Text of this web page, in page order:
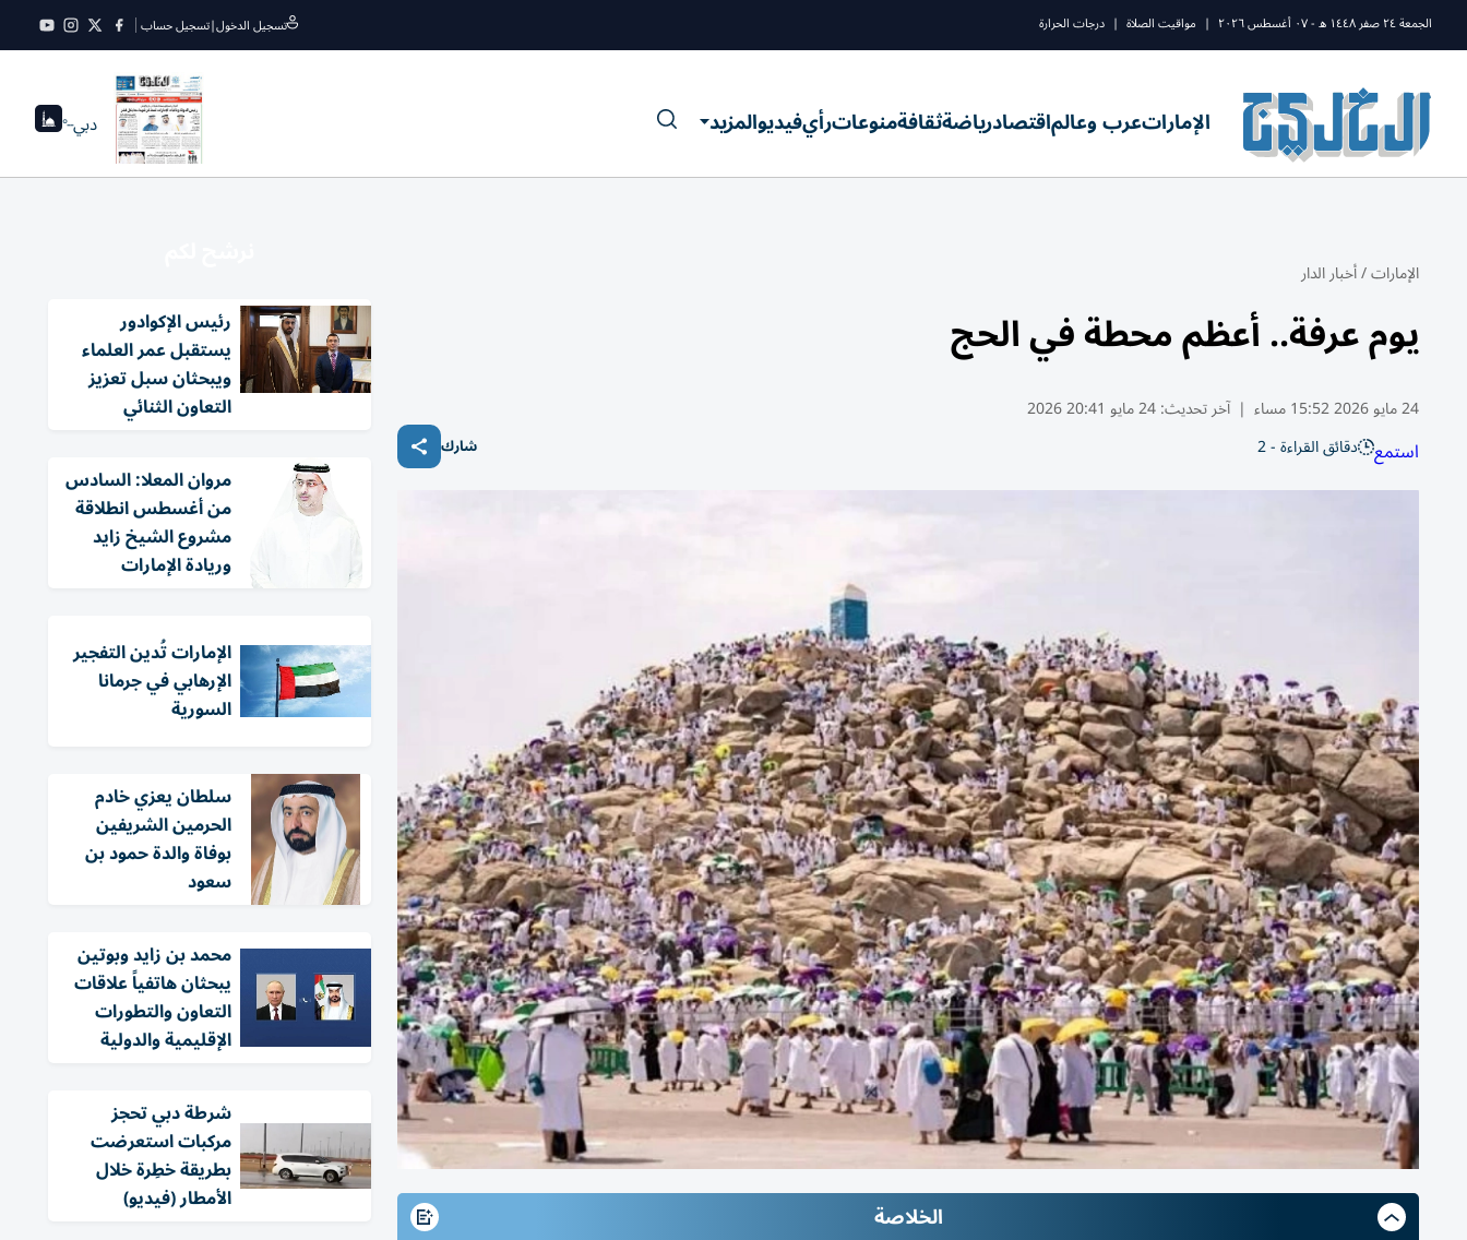
الجمعة ٢٤ صفر ١٤٤٨ ه - ٠٧ أغسطس ٢٠٢٦ | مواقيت الصلاة | درجات الحرارة تسجيل الدخول|تسجيل حساب
الإماراتعرب وعالماقتصادرياضةثقافةمنوعاترأيفيديوالمزيد دبي--°
الإمارات/أخبار الدار
يوم عرفة.. أعظم محطة في الحج
24 مايو 2026 15:52 مساء | آخر تحديث:24 مايو 20:41 2026
استمع دقائق القراءة - 2 شارك
الخلاصة
رئيس الإكوادور
يستقبل عمر العلماء
ويبحثان سبل تعزيز
التعاون الثنائي
مروان المعلا: السادس
من أغسطس انطلاقة
مشروع الشيخ زايد
وريادة الإمارات
الإمارات تُدين التفجير
الإرهابي في جرمانا
السورية
سلطان يعزي خادم
الحرمين الشريفين
بوفاة والدة حمود بن
سعود
محمد بن زايد وبوتين
يبحثان هاتفياً علاقات
التعاون والتطورات
الإقليمية والدولية
شرطة دبي تحجز
مركبات استعرضت
بطريقة خطِرة خلال
الأمطار (فيديو)